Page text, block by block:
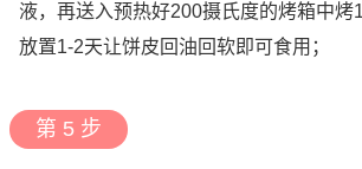
液，再送入预热好200摄氏度的烤箱中烤
放置1-2天让饼皮回油回软即可食用；
第 5 步